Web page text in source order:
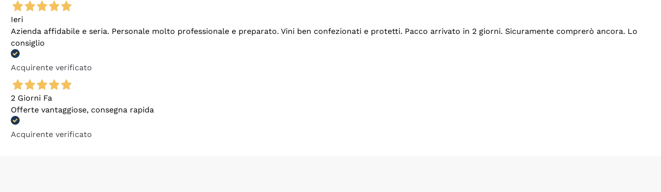
Ieri
Azienda affidabile e seria. Personale molto professionale e preparato. Vini ben confezionati e protetti. Pacco arrivato in 2 giorni. Sicuramente comprerò ancora. Lo
consiglio
Acquirente verificato
2 Giorni Fa
Offerte vantaggiose, consegna rapida
Acquirente verificato